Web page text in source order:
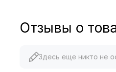
Отзывы о
Здесь еще никто не